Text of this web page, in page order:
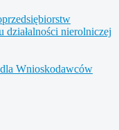
nierolniczej
Wnioskodawców